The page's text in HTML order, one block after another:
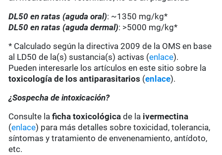
DL50 en ratas (aguda oral): ~1350 mg/kg*
DL50 en ratas (aguda dermal): >5000 mg/kg*
* Calculado según la directiva 2009 de la OMS en base
al LD50 de la(s) sustancia(s) activas (enlace).
Pueden interesarle los artículos en este sitio sobre la
toxicología de los antiparasitarios (enlace).
¿Sospecha de intoxicación?
Consulte laficha toxicológica de la ivermectina
(enlace) para más detalles sobre toxicidad, tolerancia,
síntomas y tratamiento de envenenamiento, antídoto,
etc.